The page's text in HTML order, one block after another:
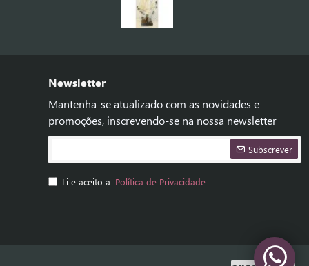
Newsletter
Mantenha-se atualizado com as novidades e
promoções, inscrevendo-se na nossa newsletter
Subscrever
Li e aceito a Política de Privacidade